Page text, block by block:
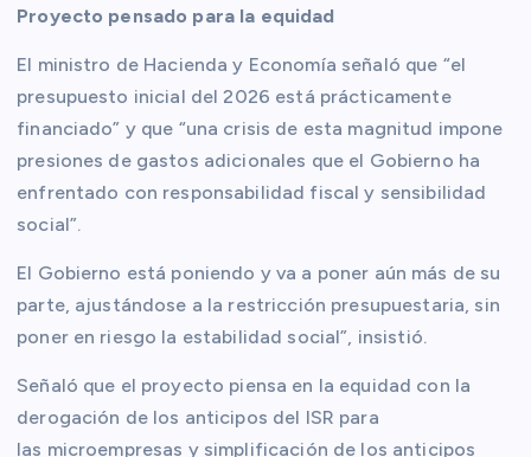
Proyecto pensado para la equidad
El ministro de Hacienda y Economía señaló que “el
presupuesto inicial del 2026 está prácticamente
financiado” y que “una crisis de esta magnitud impone
presiones de gastos adicionales que el Gobierno ha
enfrentado con responsabilidad fiscal y sensibilidad
social”.
El Gobierno está poniendo y va a poner aún más de su
parte, ajustándose a la restricción presupuestaria, sin
poner en riesgo la estabilidad social”, insistió.
Señaló que el proyecto piensa en la equidad con la
derogación de los anticipos del ISR para
las microempresas y simplificación de los anticipos